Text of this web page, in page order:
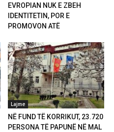
EVROPIAN NUK E ZBEH
IDENTITETIN, POR E
PROMOVON ATË
Lajme
NË FUND TË KORRIKUT, 23.720
PERSONA TË PAPUNË NË MAL